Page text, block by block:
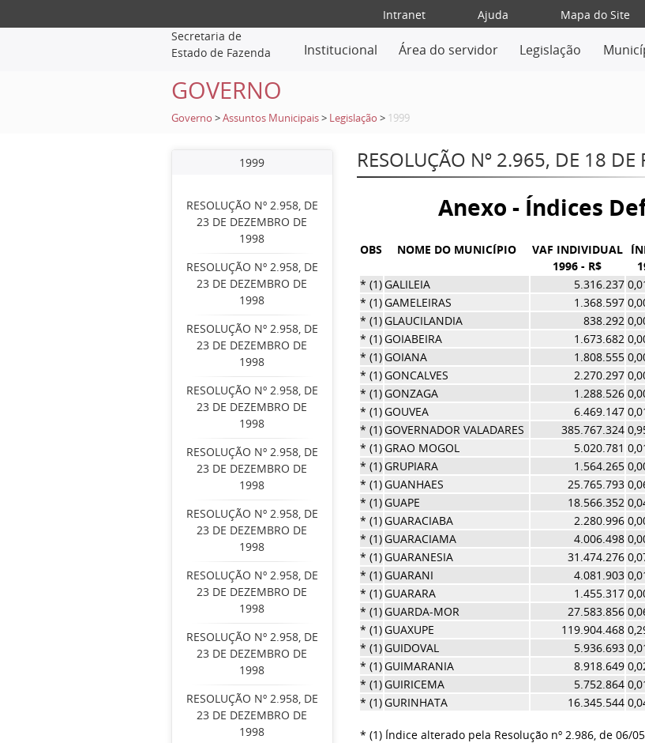
Intranet Ajuda Mapa do Site
Secretaria de
Estado de Fazenda
Institucional Área do servidor Legislação
GOVERNO
Governo >Assuntos Municipais > Legislação > 1999
1999
RESOLUÇÃO Nº 2.958, DE
23 DE DEZEMBRO DE
1998
RESOLUÇÃO Nº 2.958, DE
23 DE DEZEMBRO DE
1998
RESOLUÇÃO Nº 2.958, DE
23 DE DEZEMBRO DE
1998
RESOLUÇÃO Nº 2.958, DE
23 DE DEZEMBRO DE
1998
RESOLUÇÃO Nº 2.958, DE
23 DE DEZEMBRO DE
1998
RESOLUÇÃO Nº 2.958, DE
23 DE DEZEMBRO DE
1998
RESOLUÇÃO Nº 2.958, DE
23 DE DEZEMBRO DE
1998
RESOLUÇÃO Nº 2.958, DE
23 DE DEZEMBRO DE
1998
RESOLUÇÃO Nº 2.958, DE
23 DE DEZEMBRO DE
1998
RESOLUÇÃO Nº 2.965, DE 18 DE
Anexo - Índices
OBS NOME DO MUNICÍPIO
VAF INDIVIDUAL
1996 - R$
* (1)GALILEIA 5.316.237
* (1)GAMELEIRAS 1.368.597
* (1)GLAUCILANDIA 838.292
* (1)GOIABEIRA 1.673.682
* (1)GOIANA 1.808.555
* (1)GONCALVES 2.270.297
* (1)GONZAGA 1.288.526
* (1)GOUVEA 6.469.147
* (1)GOVERNADOR VALADARES 385.767.324
* (1)GRAO MOGOL 5.020.781
* (1)GRUPIARA 1.564.265
* (1)GUANHAES 25.765.793
* (1)GUAPE 18.566.352
* (1)GUARACIABA 2.280.996
* (1)GUARACIAMA 4.006.498
* (1)GUARANESIA 31.474.276
* (1)GUARANI 4.081.903
* (1)GUARARA 1.455.317
* (1)GUARDA-MOR 27.583.856
* (1)GUAXUPE 119.904.468
* (1)GUIDOVAL 5.936.693
* (1)GUIMARANIA 8.918.649
* (1)GUIRICEMA 5.752.864
* (1)GURINHATA 16.345.544
* (1) Índice alterado pela Resolução nº 2.986, de 06/